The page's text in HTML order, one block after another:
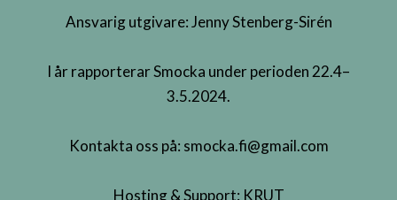
Ansvarig utgivare: Jenny Stenberg-Sirén
I år rapporterar Smocka under perioden 22.4–
3.5.2024.
Kontakta oss på: smocka.fi@gmail.com
Hosting & Support: KRUT